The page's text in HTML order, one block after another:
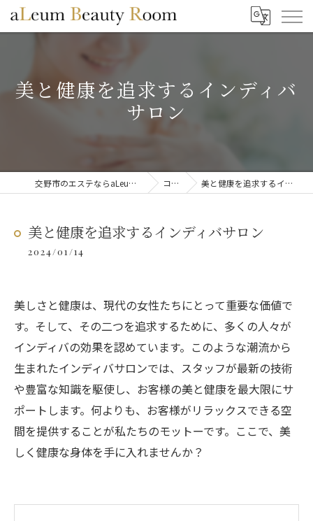
美と健康を追求するインディバ
サロン
交野市のエステならaLeum Beauty Room コラム 美と健康を追求するインディバサロン
美と健康を追求するインディバサロン
2024/01/14
美しさと健康は、現代の女性たちにとって重要な価値で
す。そして、その二つを追求するために、多くの人々が
インディバの効果を認めています。このような潮流から
生まれたインディバサロンでは、スタッフが最新の技術
や豊富な知識を駆使し、お客様の美と健康を最大限にサ
ポートします。何よりも、お客様がリラックスできる空
間を提供することが私たちのモットーです。ここで、美
しく健康な身体を手に入れませんか？